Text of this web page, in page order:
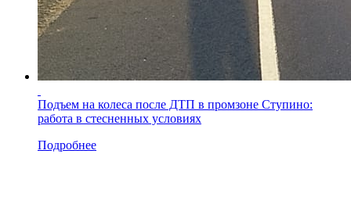
Подъем на колеса после ДТП в промзоне Ступино:
работа в стесненных условиях
Подробнее